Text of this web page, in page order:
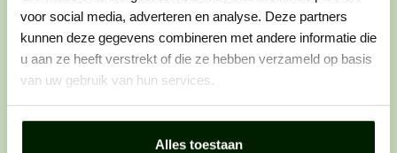
voor social media, adverteren en analyse. Deze partners
kunnen deze gegevens combineren met andere informatie die
u aan ze heeft verstrekt of die ze hebben verzameld op basis
van uw gebruik van hun services.
Alles toestaan
er dan geen gras over groeien en solliciteer
direct. Want wij horen graag van vakidioten
zoals jij.